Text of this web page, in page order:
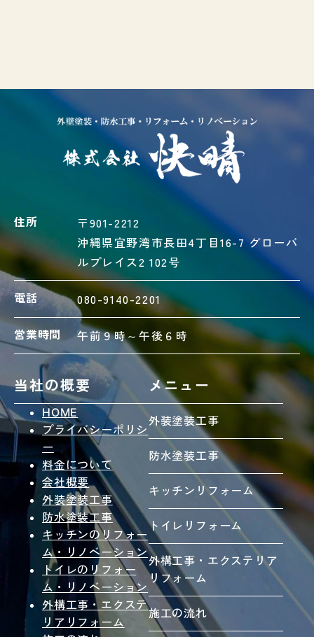
住所
〒901-2212
沖縄県宜野湾市長田4丁目16-7 グローバ
ルプレイス2 102号
電話 080-9140-2201
営業時間 午前９時～午後６時
当社の概要
HOME
プライバシーポリシ
ー
料金について
会社概要
外装塗装工事
防水塗装工事
キッチンのリフォー
ム・リノベーション
トイレのリフォー
ム・リノベーション
外構工事・エクステ
リアリフォーム
メニュー
外装塗装工事
防水塗装工事
キッチンリフォーム
トイレリフォーム
外構工事・エクステリア
リフォーム
施工の流れ